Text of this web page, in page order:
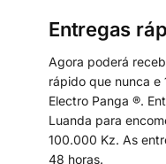
Entregas
Agora poderá
rápido que nunca e
Electro Panga ®.
Luanda para
100.000 Kz. As
48 horas.